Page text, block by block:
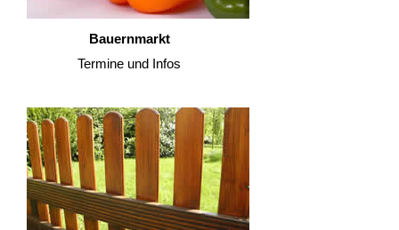
Bauernmarkt
Termine und Infos